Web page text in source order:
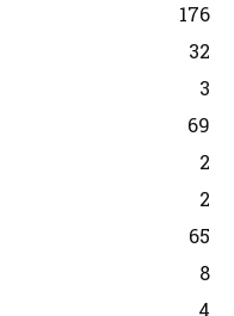
176
32
3
69
2
2
65
8
4